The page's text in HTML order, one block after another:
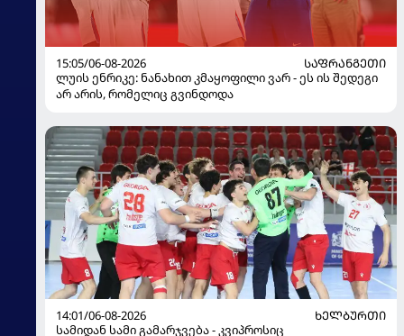
15:05/06-08-2026
ᲡᲐᲤᲠᲐᲜᲒᲔᲗᲘ
ლუის ენრიკე: ნანახით კმაყოფილი ვარ - ეს ის შედეგი
არ არის, რომელიც გვინდოდა
14:01/06-08-2026
ᲮᲔᲚᲑᲣᲠᲗᲘ
სამიდან სამი გამარჯვება - კვიპროსიც